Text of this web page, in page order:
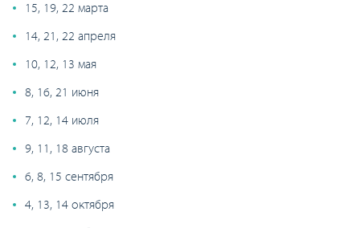
15, 19, 22 марта
14, 21, 22 апреля
10, 12, 13 мая
8, 16, 21 июня
7, 12, 14 июля
9, 11, 18 августа
6, 8, 15 сентября
4, 13, 14 октября